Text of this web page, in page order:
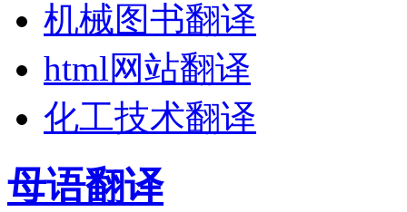
机械图书翻译
html网站翻译
化工技术翻译
母语翻译